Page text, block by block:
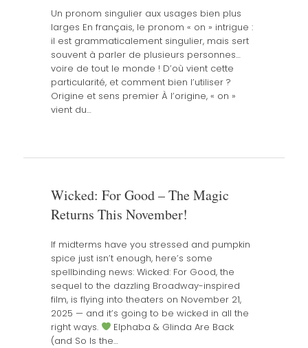
Un pronom singulier aux usages bien plus
larges En français, le pronom « on » intrigue :
il est grammaticalement singulier, mais sert
souvent à parler de plusieurs personnes…
voire de tout le monde ! D’où vient cette
particularité, et comment bien l’utiliser ?
Origine et sens premier À l’origine, « on »
vient du…
Wicked: For Good – The Magic
Returns This November!
If midterms have you stressed and pumpkin
spice just isn’t enough, here’s some
spellbinding news: Wicked: For Good, the
sequel to the dazzling Broadway-inspired
film, is flying into theaters on November 21,
2025 — and it’s going to be wicked in all the
right ways.
Elphaba & Glinda Are Back
(and So Is the…